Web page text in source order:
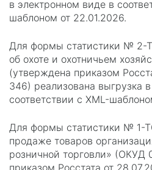
в электронном виде в
шаблоном от 22.01.2026.
Для формы статистики № 2-
об охоте и охотничьем
(утверждена приказом
346) реализована выгрузка
соответствии с XML-
Для формы статистики № 1-
продаже товаров
розничной торговли» (ОКУД
приказом Росстата от